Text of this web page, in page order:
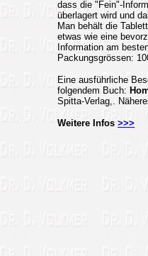
dass die "Fein"-
überlagert wird und
Man behält die
etwas wie eine
Information am
Packungsgrössen:
Eine ausführliche
folgendem Buch:
Spitta-Verlag,.
Weitere Infos >>>